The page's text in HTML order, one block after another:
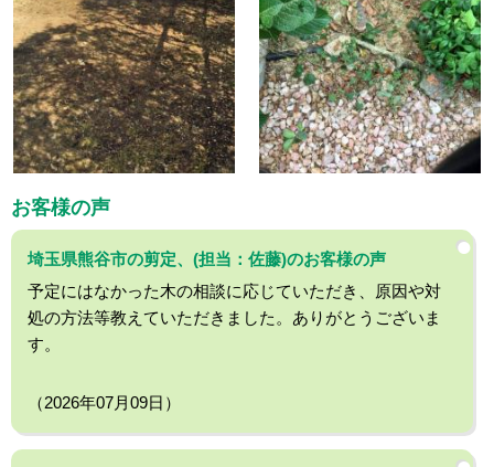
お客様の声
埼玉県熊谷市の剪定、(担当：佐藤)のお客様の声
予定にはなかった木の相談に応じていただき、原因や対
処の方法等教えていただきました。ありがとうございま
す。
（2026年07月09日）